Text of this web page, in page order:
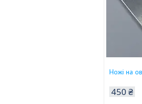
Ножі на
450 ₴